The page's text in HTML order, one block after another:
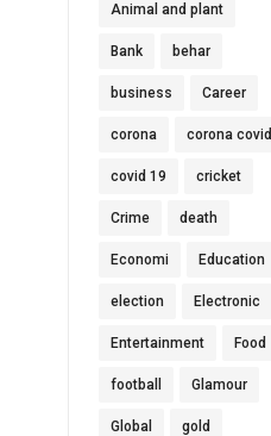
Animal and plant
Bank behar
business Career
corona corona covid
covid 19 cricket
Crime death
Economi Education
election Electronic
Entertainment Food
football Glamour
Global gold